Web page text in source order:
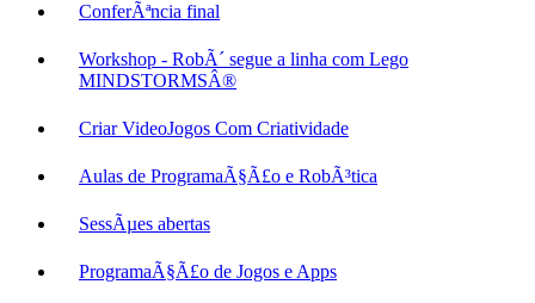
ConferÃªncia final
Workshop - RobÃ´ segue a linha com Lego
MINDSTORMSÂ®
Criar VideoJogos Com Criatividade
Aulas de ProgramaÃ§Ã£o e RobÃ³tica
SessÃµes abertas
ProgramaÃ§Ã£o de Jogos e Apps